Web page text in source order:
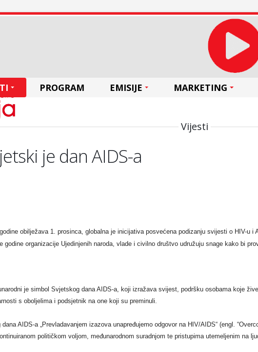
PROGRAM EMISIJE MARKETING
Vijesti
je dan AIDS-a
obilježava 1. prosinca, globalna je inicijativa posvećena podizanju svijesti o HIV-u i
godine organizacije Ujedinjenih naroda, vlade i civilno društvo udružuju snage kako bi
je simbol Svjetskog dana AIDS-a, koji izražava svijest, podršku osobama koje
s oboljelima i podsjetnik na one koji su preminuli.
AIDS-a „Prevladavanjem izazova unapređujemo odgovor na HIV/AIDS“ (engl.
političkom voljom, međunarodnom suradnjom te pristupima utemeljenim na